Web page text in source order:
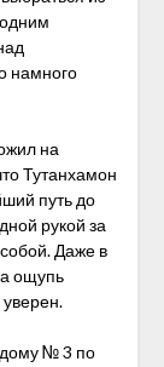
намного
на
Тутанхамон
путь до
рукой за
Даже в
ощупь
дому № 3 по